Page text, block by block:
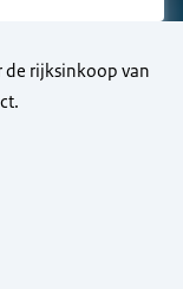
rijksinkoop van